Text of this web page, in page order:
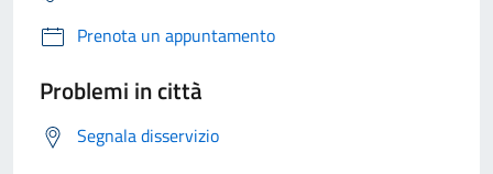
Prenota un appuntamento
Problemi in città
Segnala disservizio